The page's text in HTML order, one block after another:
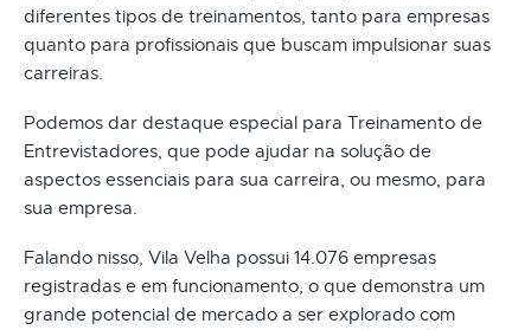
diferentes tipos de treinamentos, tanto para empresas
quanto para profissionais que buscam impulsionar suas
carreiras.
Podemos dar destaque especial para Treinamento de
Entrevistadores, que pode ajudar na solução de
aspectos essenciais para sua carreira, ou mesmo, para
sua empresa.
Falando nisso, Vila Velha possui 14.076 empresas
registradas e em funcionamento, o que demonstra um
grande potencial de mercado a ser explorado com